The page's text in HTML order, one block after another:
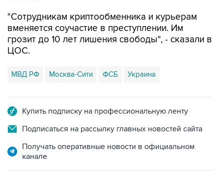
грозит до 10 лет лишения свободы", - сказали в
ЦОС.
МВД РФ
Подписаться на рассылку главных новостей сайта
Получать оперативные новости в официальном